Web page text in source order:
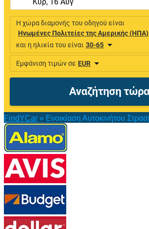
FindYCar » Ενοικίαση Αυτοκινήτου